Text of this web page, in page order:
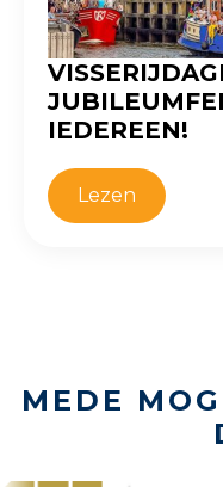
IEDEREEN!
Lezen
MEDE